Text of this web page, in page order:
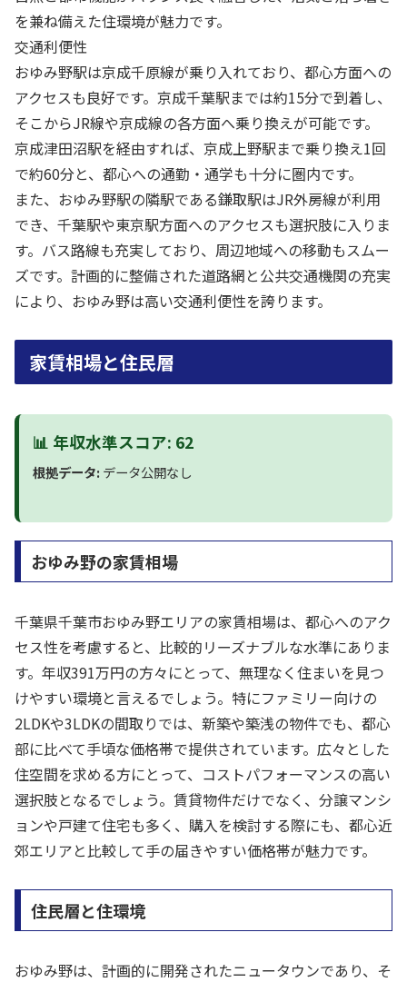
を兼ね備えた住環境が魅力です。
交通利便性
おゆみ野駅は京成千原線が乗り入れており、都心方面への
アクセスも良好です。京成千葉駅までは約15分で到着し、
そこからJR線や京成線の各方面へ乗り換えが可能です。
京成津田沼駅を経由すれば、京成上野駅まで乗り換え1回
で約60分と、都心への通勤・通学も十分に圏内です。
また、おゆみ野駅の隣駅である鎌取駅はJR外房線が利用
でき、千葉駅や東京駅方面へのアクセスも選択肢に入りま
す。バス路線も充実しており、周辺地域への移動もスムー
ズです。計画的に整備された道路網と公共交通機関の充実
により、おゆみ野は高い交通利便性を誇ります。
家賃相場と住民層
📊 年収水準スコア: 62
根拠データ:データ公開なし
おゆみ野の家賃相場
千葉県千葉市おゆみ野エリアの家賃相場は、都心へのアク
セス性を考慮すると、比較的リーズナブルな水準にありま
す。年収391万円の方々にとって、無理なく住まいを見つ
けやすい環境と言えるでしょう。特にファミリー向けの
2LDKや3LDKの間取りでは、新築や築浅の物件でも、都心
部に比べて手頃な価格帯で提供されています。広々とした
住空間を求める方にとって、コストパフォーマンスの高い
選択肢となるでしょう。賃貸物件だけでなく、分譲マンシ
ョンや戸建て住宅も多く、購入を検討する際にも、都心近
郊エリアと比較して手の届きやすい価格帯が魅力です。
住民層と住環境
おゆみ野は、計画的に開発されたニュータウンであり、そ